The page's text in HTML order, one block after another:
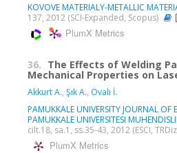
KOVOVE MATERIALY-METALLIC
137, 2012 (SCI-Expanded, Scopus)
PlumX Metrics
36. The Effects of Welding
Mechanical Properties on
Akkurt A., Şık A., Ovalı İ.
PAMUKKALE UNIVERSITY JOURNAL OF
PAMUKKALE UNIVERSITESI
cilt.18, sa.1, ss.35-43, 2012 (ESCI,
PlumX Metrics